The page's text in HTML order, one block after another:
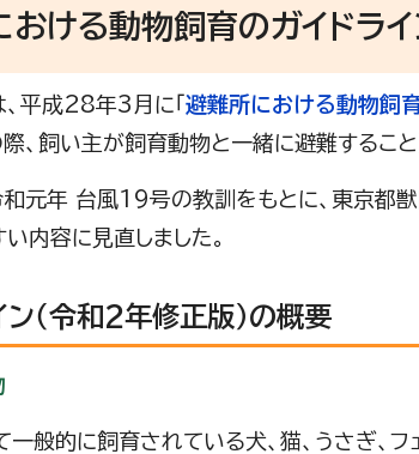
おける動物飼育のガイドラ
平成28年3月に「 避難所における動物飼
、飼い主が飼育動物と一緒に避難すること
元年 台風19号の教訓をもとに、東京都
内容に見直しました。
ン（令和2年修正版）の概要
般的に飼育されている犬、猫、うさぎ、フ